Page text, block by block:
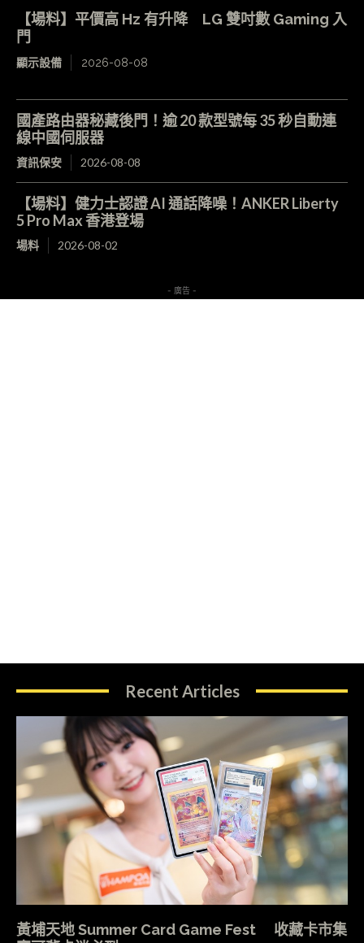
【場料】平價高 Hz 有升降 LG 雙吋數 Gaming 入
門
顯示設備 2026-08-08
國產路由器秘藏後門！逾 20 款型號每 35 秒自動連
線中國伺服器
資訊保安 2026-08-08
【場料】健力士認證 AI 通話降噪！ANKER Liberty
5 Pro Max 香港登場
場料 2026-08-02
- 廣告 -
Recent Articles
黃埔天地 Summer Card Game Fest 收藏卡市集